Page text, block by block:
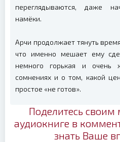
переглядываются, даже
намёки.
Арчи продолжает тянуть
что именно мешает ему
немного горькая и очень
сомнениях и о том, какой
простое «не готов».
Поделитесь
аудиокниге в
знать Ваше